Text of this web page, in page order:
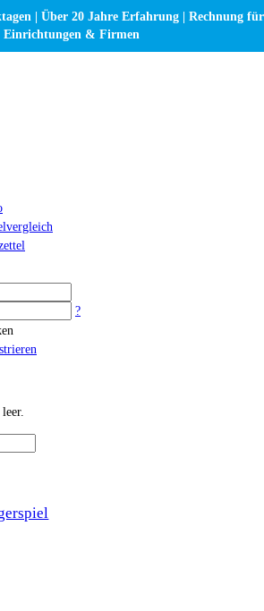
?
| Über 20 Jahre Erfahrung | Rechnung für
Einrichtungen & Firmen